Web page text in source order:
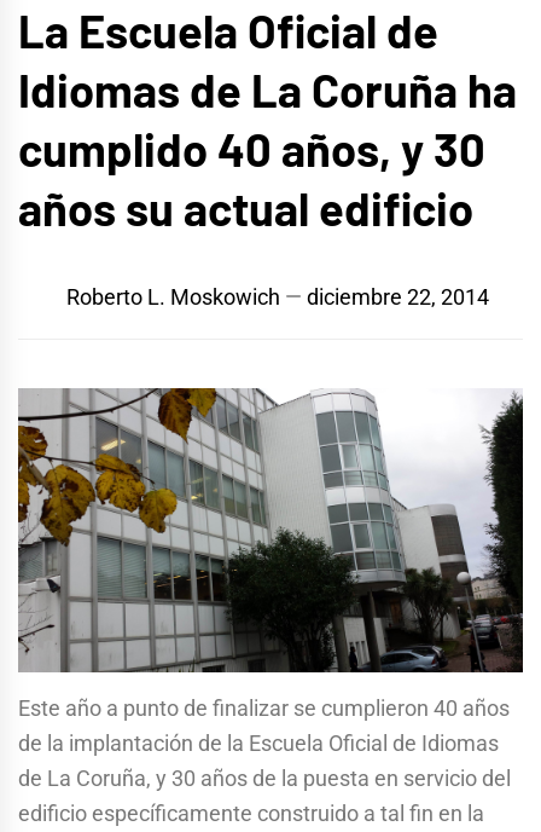
La Escuela Oficial de
Idiomas de La Coruña ha
cumplido 40 años, y 30
años su actual edificio
Roberto L. Moskowich diciembre 22, 2014
Este año a punto de finalizar se cumplieron 40 años
de la implantación de la Escuela Oficial de Idiomas
de La Coruña, y 30 años de la puesta en servicio del
edificio específicamente construido a tal fin en la